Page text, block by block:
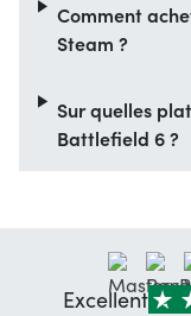
Comment
Steam ?
Sur quelles
Battlefield 6 ?
Excellent